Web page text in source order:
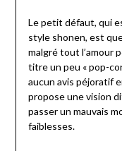
Le petit défaut, qui
style shonen, est
malgré tout l’amour
titre un peu « pop-
aucun avis péjoratif
propose une vision
passer un mauvais
faiblesses.